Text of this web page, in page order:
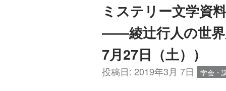
ミステリー文学資
――綾辻行人の世界
7月27日（土））
投稿日: 2019年3月 7日 学会・